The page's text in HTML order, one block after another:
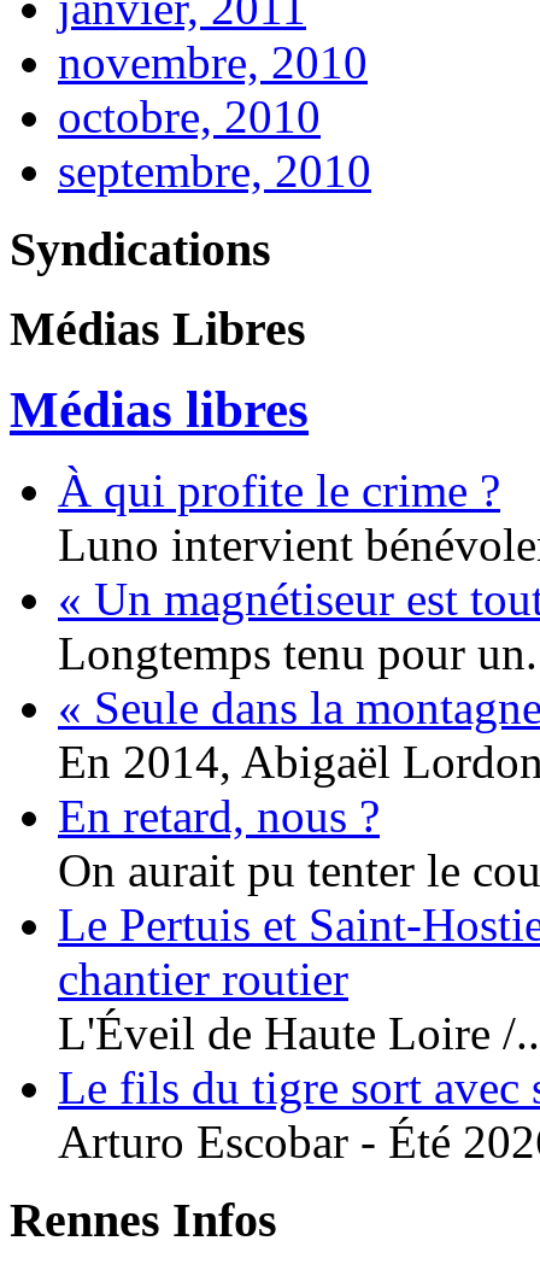
novembre, 2010
octobre, 2010
septembre, 2010
Syndications
Médias Libres
Médias libres
À qui profite le crime ?
Luno intervient
« Un magnétiseur est
Longtemps tenu pour
« Seule dans la
En 2014, Abigaël
En retard, nous ?
On aurait pu tenter le
Le Pertuis et Saint-
chantier routier
L'Éveil de Haute Loire /
Le fils du tigre sort avec
Arturo Escobar - Été
Rennes Infos